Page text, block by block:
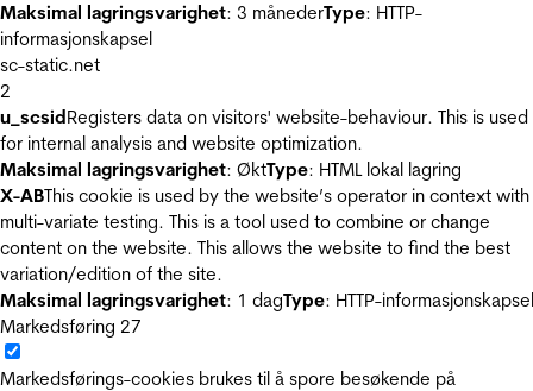
Maksimal lagringsvarighet: 3 månederType: HTTP-
informasjonskapsel
sc-static.net
2
u_scsidRegisters data on visitors' website-behaviour. This is used
for internal analysis and website optimization.
Maksimal lagringsvarighet: ØktType: HTML lokal lagring
X-ABThis cookie is used by the website’s operator in context with
multi-variate testing. This is a tool used to combine or change
content on the website. This allows the website to find the best
variation/edition of the site.
Maksimal lagringsvarighet: 1 dagType: HTTP-informasjonskapsel
Markedsføring 27
Markedsførings-cookies brukes til å spore besøkende på